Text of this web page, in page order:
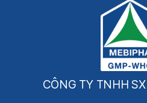
CÔNG TY TNHH